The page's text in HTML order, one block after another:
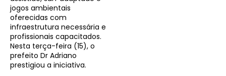
jogos ambientais
oferecidas com
infraestrutura necessária e
profissionais capacitados.
Nesta terça-feira (15), o
prefeito Dr Adriano
prestigiou a iniciativa.